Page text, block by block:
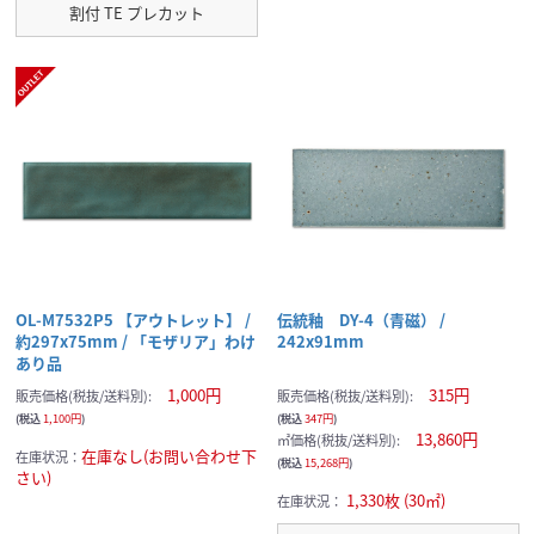
割付 TE プレカット
OL-M7532P5 【アウトレット】 /
約297x75mm / 「モザリア」わけ
あり品
販売価格(税抜/送料別): 1,000円
(税込1,100円)
在庫状況： 在庫なし(お問い合わせ下
さい)
伝統釉 DY-4（青磁） /
242x91mm
販売価格(税抜/送料別): 315円
(税込347円)
㎡価格(税抜/送料別): 13,860円
(税込15,268円)
在庫状況： 1,330枚 (30㎡)